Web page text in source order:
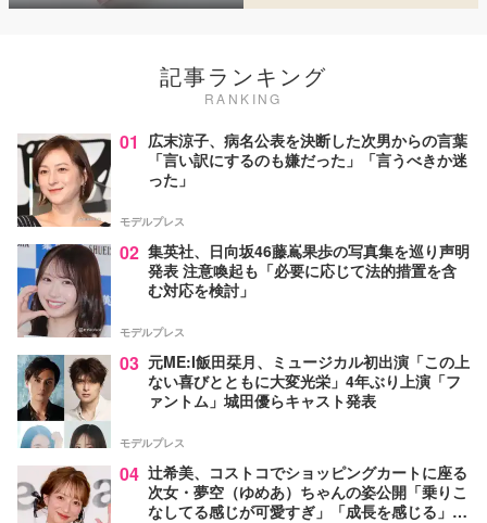
記事ランキング
RANKING
01 広末涼子、病名公表を決断した次男からの言葉
「言い訳にするのも嫌だった」「言うべきか迷
った」
モデルプレス
02 集英社、日向坂46藤嶌果歩の写真集を巡り声明
発表 注意喚起も「必要に応じて法的措置を含
む対応を検討」
モデルプレス
03 元ME:I飯田栞月、ミュージカル初出演「この上
ない喜びとともに大変光栄」4年ぶり上演「フ
ァントム」城田優らキャスト発表
モデルプレス
04 辻希美、コストコでショッピングカートに座る
次女・夢空（ゆめあ）ちゃんの姿公開「乗りこ
なしてる感じが可愛すぎ」「成長を感じる」の